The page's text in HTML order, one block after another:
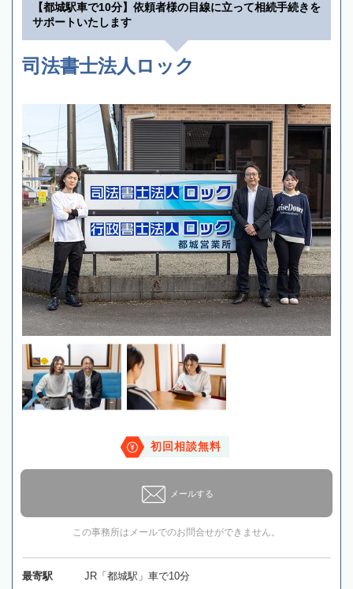
【都城駅車で10分】依頼者様の目線に立って相続手続きを
サポートいたします
司法書士法人ロック
初回相談無料
メールする
この事務所はメールでのお問合せができません。
最寄駅 JR「都城駅」車で10分